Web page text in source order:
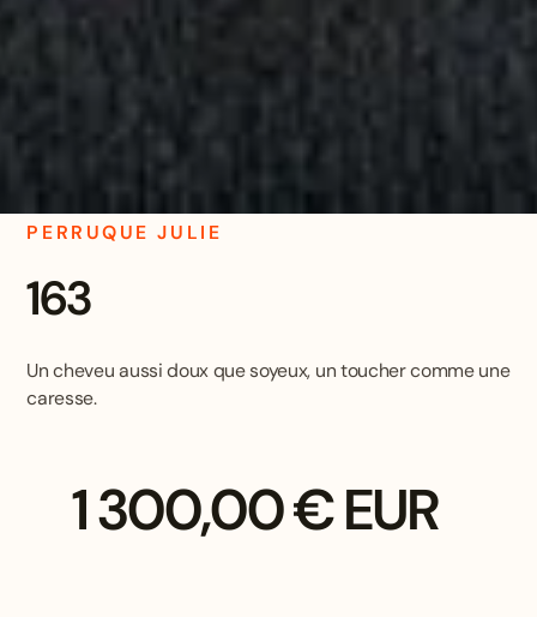
PERRUQUE JULIE
163
Un cheveu aussi doux que soyeux, un toucher comme une
caresse.
1 300,00 € EUR